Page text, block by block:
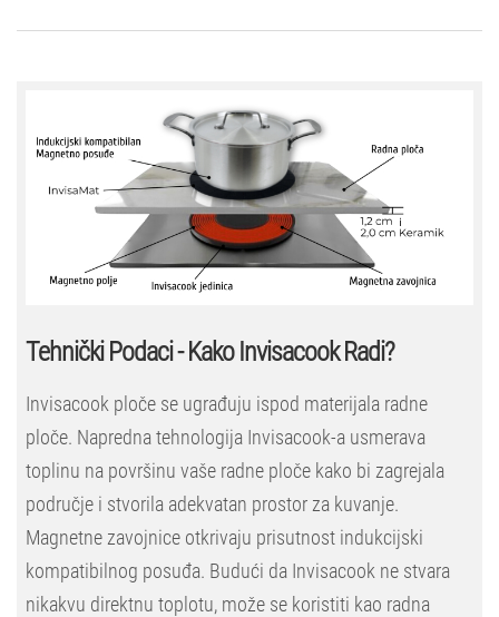
Tehnički Podaci - Kako Invisacook Radi?
Invisacook ploče se ugrađuju ispod materijala radne
ploče. Napredna tehnologija Invisacook-a usmerava
toplinu na površinu vaše radne ploče kako bi zagrejala
područje i stvorila adekvatan prostor za kuvanje.
Magnetne zavojnice otkrivaju prisutnost indukcijski
kompatibilnog posuđa. Budući da Invisacook ne stvara
nikakvu direktnu toplotu, može se koristiti kao radna